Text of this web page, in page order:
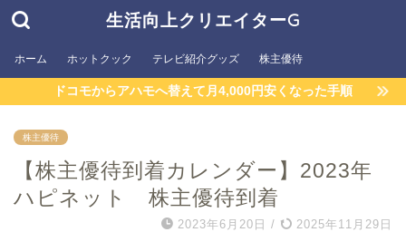
生活向上クリエイターG
ホーム ホットクック テレビ紹介グッズ 株主優待
ドコモからアハモへ替えて月4,000円安くなった手順
株主優待
【株主優待到着カレンダー】2023年
ハピネット 株主優待到着
2023年6月20日 / 2025年11月29日